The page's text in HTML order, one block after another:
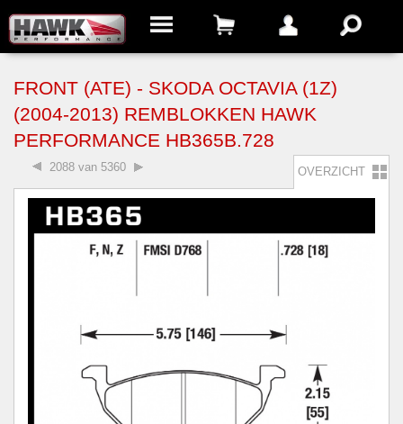
FRONT (ATE) - SKODA OCTAVIA (1Z)
(2004-2013) REMBLOKKEN HAWK
PERFORMANCE HB365B.728
2088 van 5360 OVERZICHT